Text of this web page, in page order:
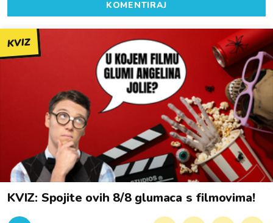
KOMENTIRAJ
KVIZ
KVIZ: Spojite ovih 8/8 glumaca s filmovima!